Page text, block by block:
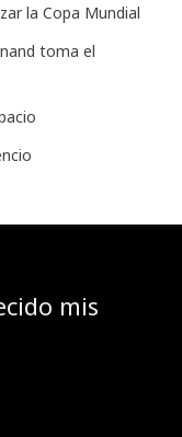
la Copa Mundial
toma el
mis